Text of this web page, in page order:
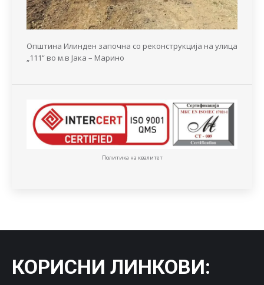
Општина Илинден започна со реконструкција на улица
„111“ во м.в Јака – Марино
Политика на квалитет
КОРИСНИ ЛИНКОВИ: